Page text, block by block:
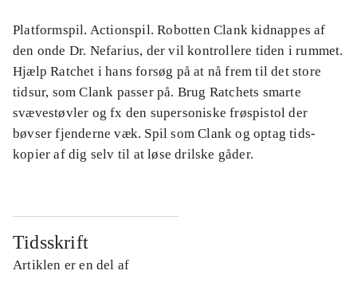
Platformspil. Actionspil. Robotten Clank kidnappes af
den onde Dr. Nefarius, der vil kontrollere tiden i rummet.
Hjælp Ratchet i hans forsøg på at nå frem til det store
tidsur, som Clank passer på. Brug Ratchets smarte
svævestøvler og fx den supersoniske frøspistol der
bøvser fjenderne væk. Spil som Clank og optag tids-
kopier af dig selv til at løse drilske gåder.
Tidsskrift
Artiklen er en del af